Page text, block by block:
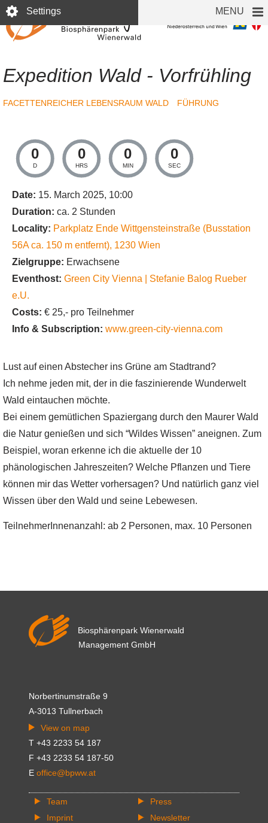
Skip
to
main
Settings MENU
Expedition Wald - Vorfrühling
FACETTENREICHER LEBENSRAUM WALD FÜHRUNG
0
D
0
HRS
0
MIN
0
SEC
Date: 15. March 2025, 10:00
Duration: ca. 2 Stunden
Locality: Parkplatz Ende Wittgensteinstraße (Busstation
56A ca. 150 m entfernt), 1230 Wien
Zielgruppe: Erwachsene
Eventhost: Green City Vienna | Stefanie Balog Rueber
e.U.
Costs: € 25,- pro Teilnehmer
Info & Subscription: www.green-city-vienna.com
Lust auf einen Abstecher ins Grüne am Stadtrand?
Ich nehme jeden mit, der in die faszinierende Wunderwelt
Wald eintauchen möchte.
Bei einem gemütlichen Spaziergang durch den Maurer Wald
die Natur genießen und sich “Wildes Wissen” aneignen. Zum
Beispiel, woran erkenne ich die aktuelle der 10
phänologischen Jahreszeiten? Welche Pflanzen und Tiere
können mir das Wetter vorhersagen? Und natürlich ganz viel
Wissen über den Wald und seine Lebewesen.
TeilnehmerInnenanzahl: ab 2 Personen, max. 10 Personen
Biosphärenpark Wienerwald
Management GmbH
Norbertinumstraße 9
A-3013 Tullnerbach
View on map
T +43 2233 54 187
F +43 2233 54 187-50
E office@bpww.at
Team
Imprint
Press
Newsletter